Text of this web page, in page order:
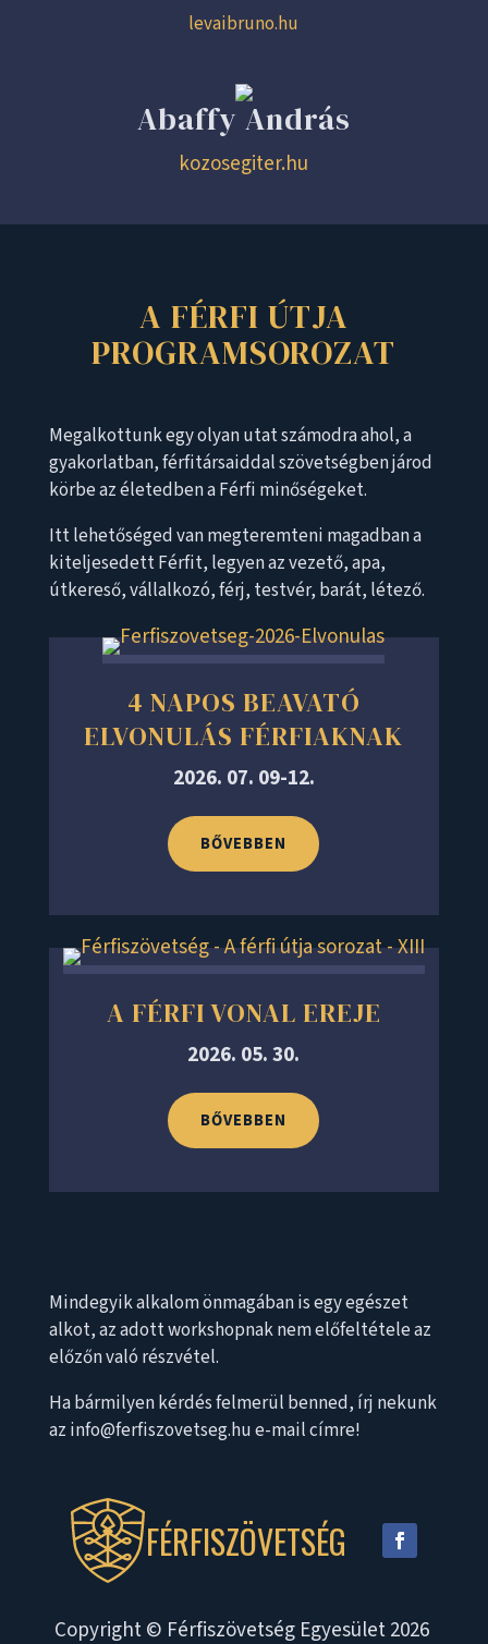
levaibruno.hu
Abaffy András
kozosegiter.hu
A FÉRFI ÚTJA
PROGRAMSOROZAT
Megalkottunk egy olyan utat számodra ahol, a
gyakorlatban, férfitársaiddal szövetségben járod
körbe az életedben a Férfi minőségeket.
Itt lehetőséged van megteremteni magadban a
kiteljesedett Férfit, legyen az vezető, apa,
útkereső, vállalkozó, férj, testvér, barát, létező.
4 NAPOS BEAVATÓ
ELVONULÁS FÉRFIAKNAK
2026. 07. 09-12.
BŐVEBBEN
A FÉRFI VONAL EREJE
2026. 05. 30.
BŐVEBBEN
Mindegyik alkalom önmagában is egy egészet
alkot, az adott workshopnak nem előfeltétele az
előzőn való részvétel.
Ha bármilyen kérdés felmerül benned, írj nekunk
az info@ferfiszovetseg.hu e-mail címre!
FÉRFISZÖVETSÉG
Copyright © Férfiszövetség Egyesület 2026